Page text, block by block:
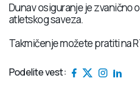
Dunav osiguranje je zvanično
atletskog saveza.
Takmičenje možete pratiti na
Podelite vest: